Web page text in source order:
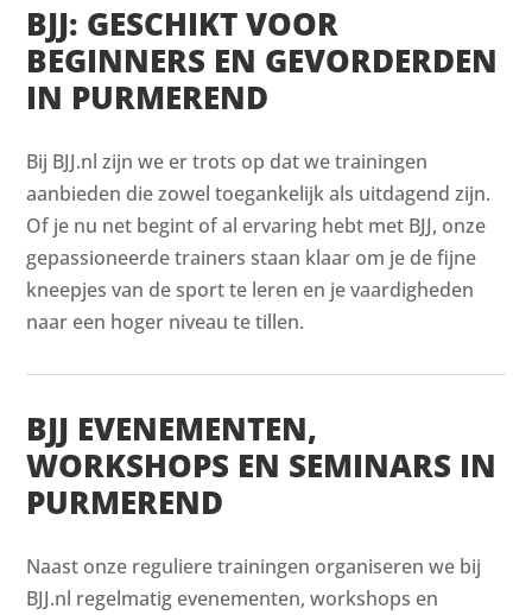
BJJ: GESCHIKT VOOR
BEGINNERS EN GEVORDERDEN
IN PURMEREND
Bij BJJ.nl zijn we er trots op dat we trainingen
aanbieden die zowel toegankelijk als uitdagend zijn.
Of je nu net begint of al ervaring hebt met BJJ, onze
gepassioneerde trainers staan klaar om je de fijne
kneepjes van de sport te leren en je vaardigheden
naar een hoger niveau te tillen.
BJJ EVENEMENTEN,
WORKSHOPS EN SEMINARS IN
PURMEREND
Naast onze reguliere trainingen organiseren we bij
BJJ.nl regelmatig evenementen, workshops en